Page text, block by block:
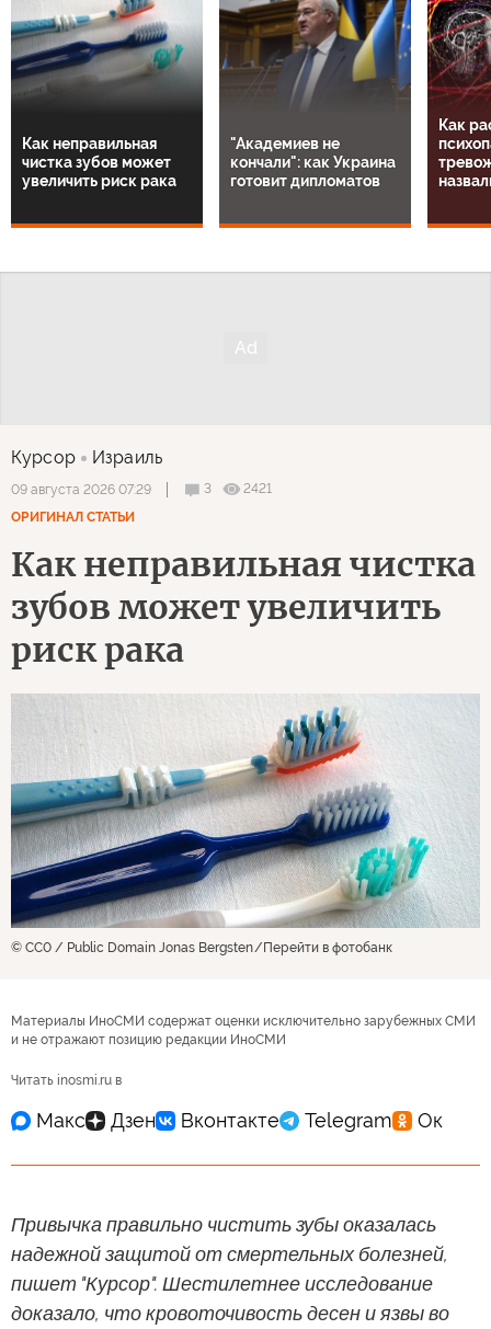
Как неправильная
чистка зубов может
увеличить риск рака
"Академиев не
кончали": как Украина
готовит дипломатов
Как
Курсор Израиль
09 августа 2026 07:29 3
2421
ОРИГИНАЛ СТАТЬИ
Как неправильная чистка
зубов может увеличить
риск рака
© CC0 / Public Domain Jonas Bergsten Перейти в фотобанк
Материалы ИноСМИ содержат оценки исключительно зарубежных СМИ
и не отражают позицию редакции ИноСМИ
Читать inosmi.ru в
Привычка правильно чистить зубы оказалась
надежной защитой от смертельных болезней,
пишет "Курсор". Шестилетнее исследование
доказало, что кровоточивость десен и язвы во